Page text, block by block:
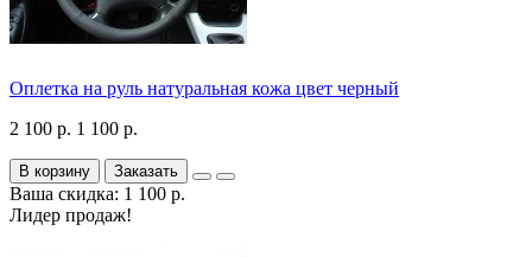
Оплетка на руль натуральная кожа цвет черный
2 100 р. 1 100 р.
В корзину Заказать
Ваша скидка: 1 100 р.
Лидер продаж!